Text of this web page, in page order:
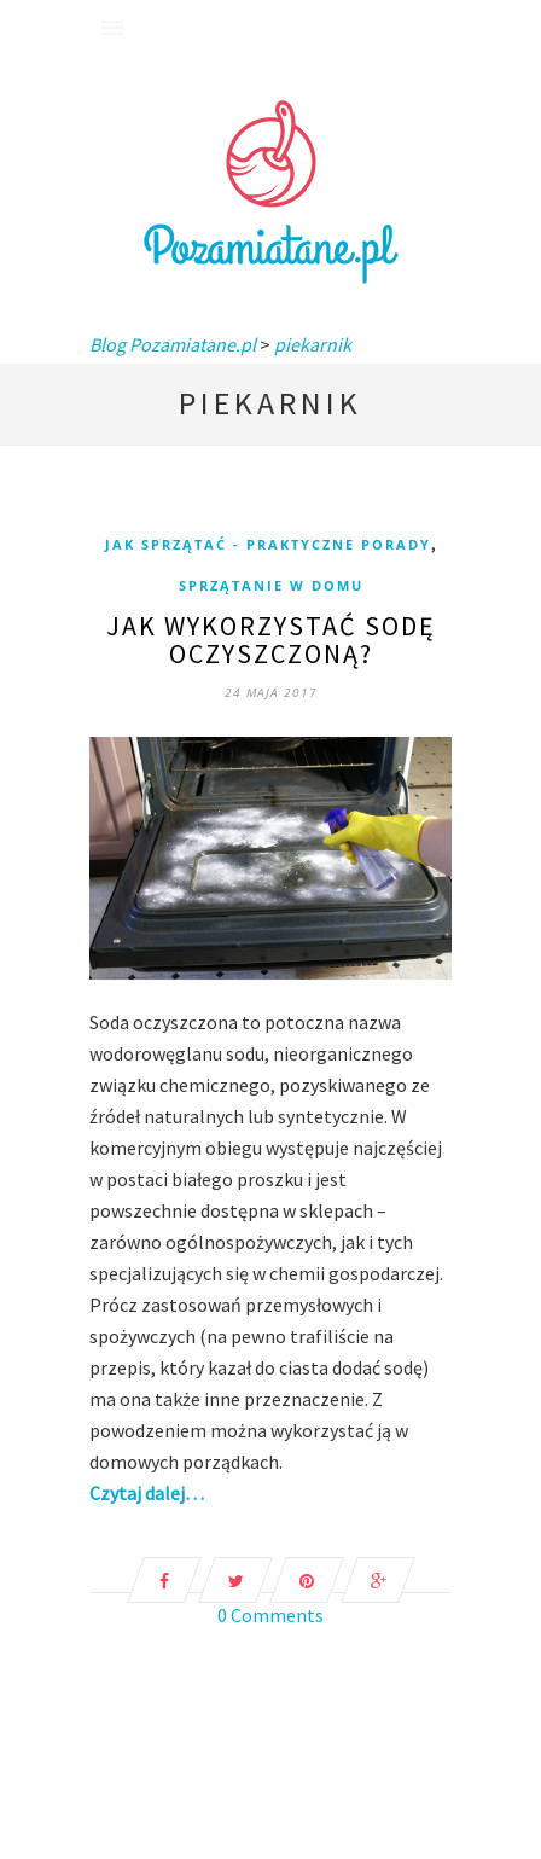
Blog Pozamiatane.pl> piekarnik
PIEKARNIK
JAK SPRZĄTAĆ - PRAKTYCZNE PORADY,
SPRZĄTANIE W DOMU
JAK WYKORZYSTAĆ SODĘ
OCZYSZCZONĄ?
24 MAJA 2017
Soda oczyszczona to potoczna nazwa
wodorowęglanu sodu, nieorganicznego
związku chemicznego, pozyskiwanego ze
źródeł naturalnych lub syntetycznie. W
komercyjnym obiegu występuje najczęściej
w postaci białego proszku i jest
powszechnie dostępna w sklepach –
zarówno ogólnospożywczych, jak i tych
specjalizujących się w chemii gospodarczej.
Prócz zastosowań przemysłowych i
spożywczych (na pewno trafiliście na
przepis, który kazał do ciasta dodać sodę)
ma ona także inne przeznaczenie. Z
powodzeniem można wykorzystać ją w
domowych porządkach.
Czytaj dalej…
0 Comments